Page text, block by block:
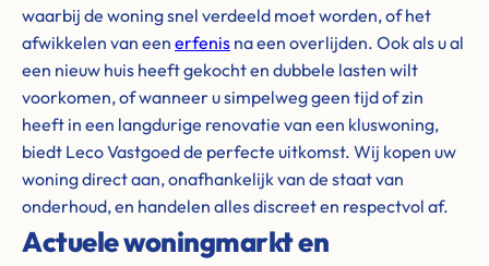
waarbij de woning snel verdeeld moet worden, of het
afwikkelen van een erfenis na een overlijden. Ook als u al
een nieuw huis heeft gekocht en dubbele lasten wilt
voorkomen, of wanneer u simpelweg geen tijd of zin
heeft in een langdurige renovatie van een kluswoning,
biedt Leco Vastgoed de perfecte uitkomst. Wij kopen uw
woning direct aan, onafhankelijk van de staat van
onderhoud, en handelen alles discreet en respectvol af.
Actuele woningmarkt en